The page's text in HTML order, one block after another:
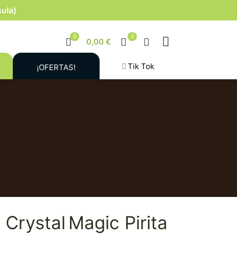
0
0,00 €
0
¡OFERTAS! Tik Tok
Crystal Magic Pirita